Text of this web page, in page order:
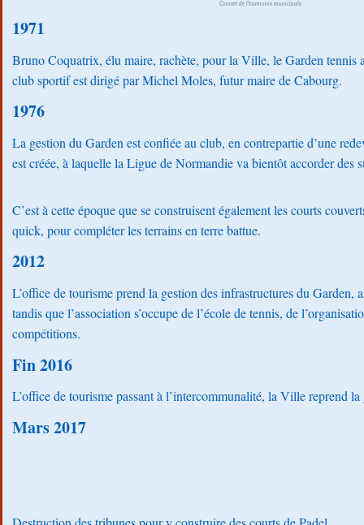
Concert de l'harmonie municipale
1971
Bruno Coquatrix, élu maire, rachète, pour la Ville, le Garden tennis
club sportif est dirigé par Michel Moles, futur maire de Cabourg.
1976
La gestion du Garden est confiée au club, en contrepartie d’une
est créée, à laquelle la Ligue de Normandie va bientôt accorder des
C’est à cette époque que se construisent également les courts
quick, pour compléter les terrains en terre battue.
2012
L’office de tourisme prend la gestion des infrastructures du Garden,
tandis que l’association s’occupe de l’école de tennis, de
compétitions.
Fin 2016
L’office de tourisme passant à l’intercommunalité, la Ville reprend
Mars 2017